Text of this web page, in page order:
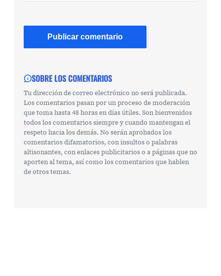
SOBRE LOS COMENTARIOS
Tu dirección de correo electrónico no será publicada.
Los comentarios pasan por un proceso de moderación
que toma hasta 48 horas en días útiles. Son bienvenidos
todos los comentarios siempre y cuando mantengan el
respeto hacia los demás. No serán aprobados los
comentarios difamatorios, con insultos o palabras
altisonantes, con enlaces publicitarios o a páginas que no
aporten al tema, así como los comentarios que hablen
de otros temas.